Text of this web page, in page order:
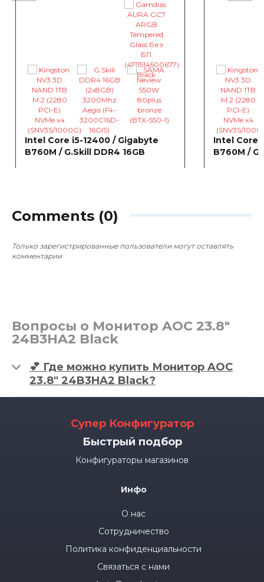
Intel Core i5-12400 / Gigabyte
B760M / G.Skill DDR4 16GB
Intel Core
B760M /
Comments (0)
Только зарегистрированные пользователи могут оставлять
комментарии
Вопросы о Монитор AOC 23.8"
24B3HA2 Black
💕 Где можно купить Монитор AOC
23.8" 24B3HA2 Black?
Супер Конфигуратор
Быстрый подбор
Конфигураторы магазинов
Инфо
О нас
Сотрудничество
Политика конфиденциальности
Связаться с нами